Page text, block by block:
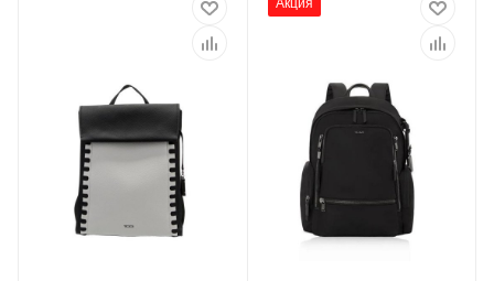
Акция